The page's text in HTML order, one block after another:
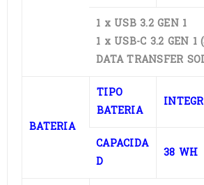
1 x USB 3.2 GEN 1
1 x USB-C 3.2 GEN 1
DATA TRANSFER
BATERIA
TIPO
BATERIA
CAPACIDA
D
38 WH